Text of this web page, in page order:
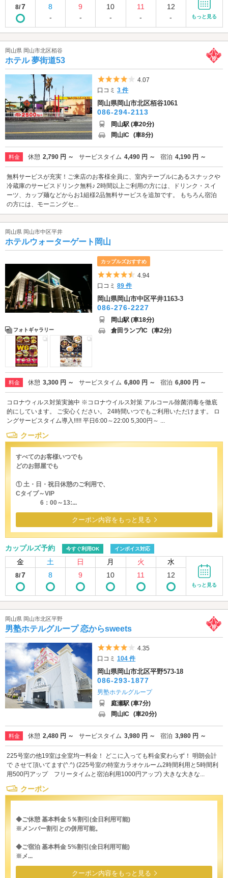
8/7
8
-
9
-
10
-
11
-
12
-
もっと見る
岡山県 岡山市北区栢谷
ホテル 夢街道53
5つ星のうち4
4.07
口コミ3 件
岡山県岡山市北区栢谷1061
086-294-2113
岡山駅 (車20分)
岡山IC (車8分)
料金 休憩 2,790 円 ～ サービスタイム 4,490 円 ～ 宿泊 4,190 円 ～
無料サービスが充実！ご来店のお客様全員に、室内テーブルにあるスナックや
冷蔵庫のサービスドリンク無料♪ 2時間以上ご利用の方には、ドリンク・スイ
ーツ、カップ麺などからお1組様2品無料サービスを追加です。 もちろん宿泊
の方には、モーニングセ...
岡山県 岡山市中区平井
ホテルウォーターゲート岡山
フォトギャラリー
カップルズおすすめ
5つ星のうち4.5
4.94
口コミ89 件
岡山県岡山市中区平井1163-3
086-276-2227
岡山駅 (車18分)
倉田ランプIC (車2分)
料金 休憩 3,300 円 ～ サービスタイム 6,800 円 ～ 宿泊 6,800 円 ～
コロナウィルス対策実施中 ※コロナウイルス対策 アルコール除菌消毒を徹底
的にしています。 ご安心ください。 24時間いつでもご利用いただけます。 ロ
ングサービスタイム導入!!!!! 平日6:00～22:00 5,300円～ ...
クーポン
すべてのお客様いつでも
どのお部屋でも
① 土・日・祝日休憩のご利用で、
Cタイプ～VIP
6：00～13:...
クーポン内容をもっと見る
カップルズ予約 今すぐ利用OK インボイス対応
金 土 日 月 火 水
8/7 8 9 10 11 12
もっと見る
岡山県 岡山市北区平野
男塾ホテルグループ 恋からsweets
5つ星のうち4
4.35
口コミ104 件
岡山県岡山市北区平野573-18
086-293-1877
男塾ホテルグループ
庭瀬駅 (車7分)
岡山IC (車20分)
料金 休憩 2,480 円 ～ サービスタイム 3,980 円 ～ 宿泊 3,980 円 ～
225号室の他19室は全室均一料金！ どこに入っても料金変わらず！ 明朗会計
で させて頂いてます(^.^) (225号室の特室カラオケルーム2時間利用と5時間利
用500円アップ フリータイムと宿泊利用1000円アップ) 大きな大きな...
クーポン
◆ご休憩 基本料金 5％割引(全日利用可能)
※メンバー割引との併用可能。
◆ご宿泊 基本料金 5%割引(全日利用可能)
※メ...
クーポン内容をもっと見る